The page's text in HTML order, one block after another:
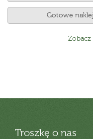
Gotowe
Troszkę o nas